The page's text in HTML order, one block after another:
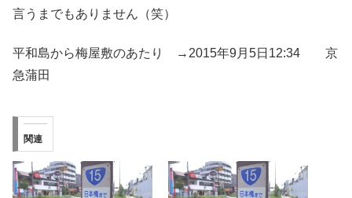
言うまでもありません（笑）
平和島から梅屋敷のあたり →2015年9月5日12:34 京
急蒲田
関連